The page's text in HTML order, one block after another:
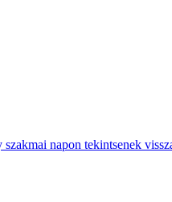
napon tekintsenek